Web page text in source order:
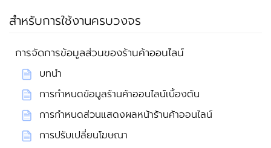
สำหรับการใช้งานครบวงจร
การจัดการข้อมูลส่วนของร้านค้าออนไลน์
บทนำ
การกำหนดข้อมูลร้านค้าออนไลน์เบื้องต้น
การกำหนดส่วนแสดงผลหน้าร้านค้าออนไลน์
การปรับเปลี่ยนโฆษณา